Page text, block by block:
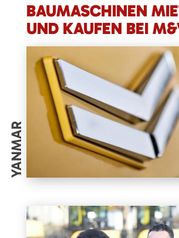
BAUMASCHINEN
UND KAUFEN BEI
YANMAR